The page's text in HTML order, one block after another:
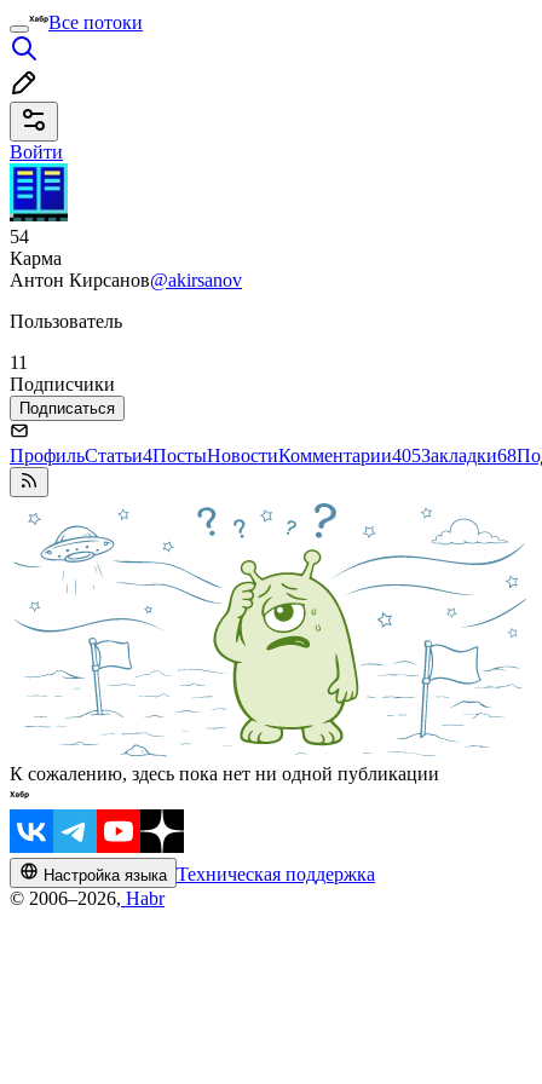
Все потоки
Войти
54
Карма
Антон Кирсанов@akirsanov
Пользователь
11
Подписчики
Подписаться
ПрофильСтатьи4ПостыНовостиКомментарии405Закладки68
К сожалению, здесь пока нет ни одной публикации
Настройка языка Техническая поддержка
© 2006–2026, Habr